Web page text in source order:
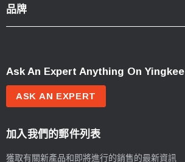
品牌
Ask An Expert Anything On Yingkee
ASK AN EXPERT
加入我們的郵件列表
獲取有關新產品和即將進行的銷售的最新資訊